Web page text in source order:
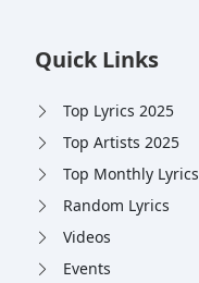
Quick Links
Top Lyrics 2025
Top Artists 2025
Top Monthly Lyrics
Random Lyrics
Videos
Events